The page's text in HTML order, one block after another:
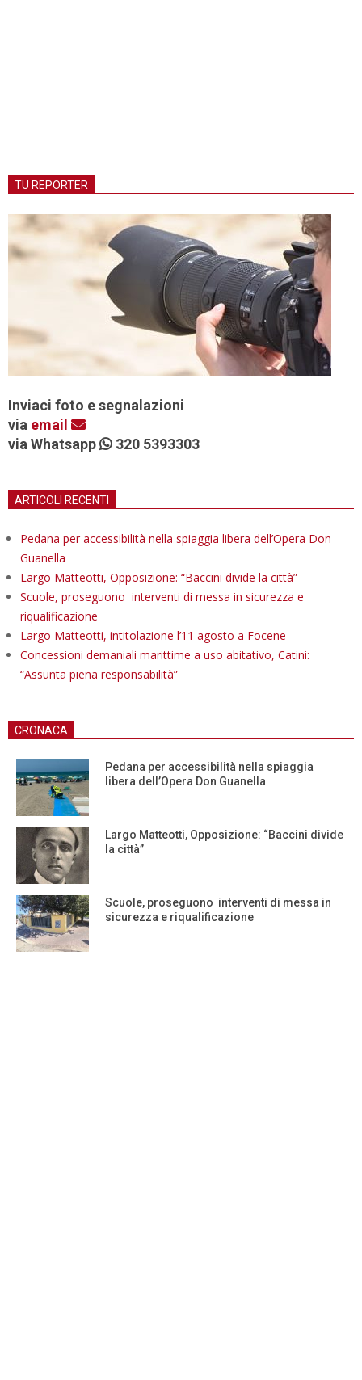
TU REPORTER
Inviaci foto e segnalazioni
via email
via Whatsapp
320 5393303
ARTICOLI RECENTI
Pedana per accessibilità nella spiaggia libera dell’Opera Don
Guanella
Largo Matteotti, Opposizione: “Baccini divide la città”
Scuole, proseguono interventi di messa in sicurezza e
riqualificazione
Largo Matteotti, intitolazione l’11 agosto a Focene
Concessioni demaniali marittime a uso abitativo, Catini:
“Assunta piena responsabilità”
CRONACA
Pedana per accessibilità nella spiaggia
libera dell’Opera Don Guanella
Largo Matteotti, Opposizione: “Baccini divide
la città”
Scuole, proseguono interventi di messa in
sicurezza e riqualificazione